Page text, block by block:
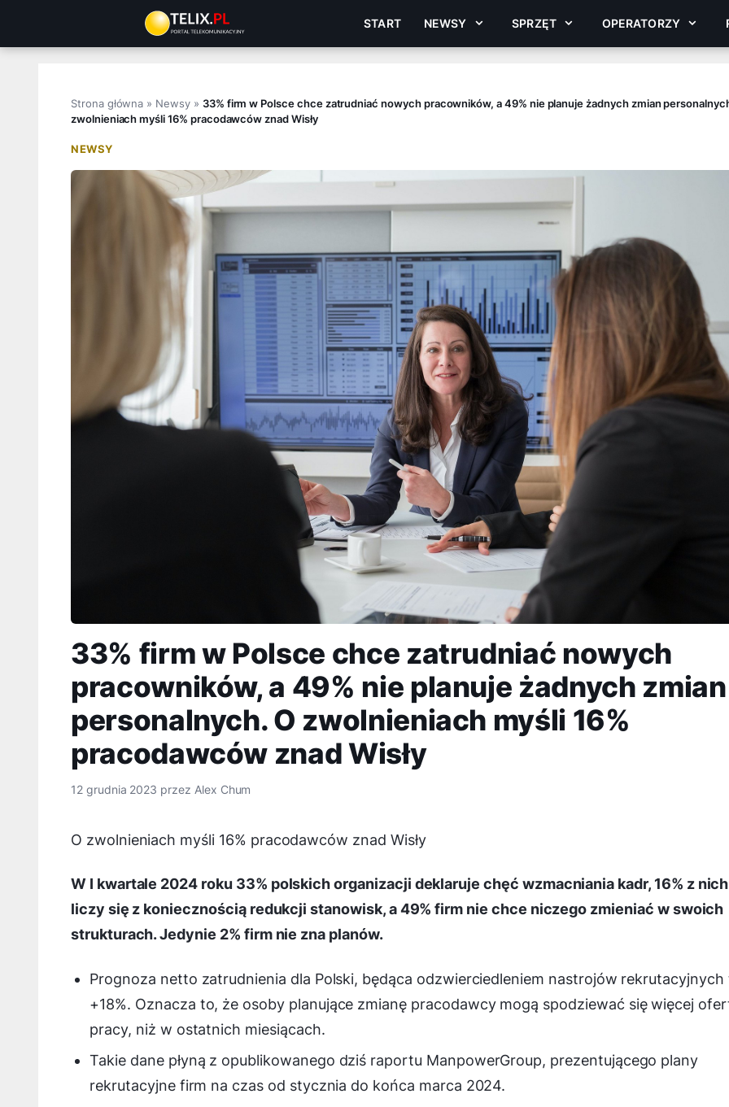
treści
START NEWSY SPRZĘT OPERATORZY
Strona główna » Newsy» 33% firm w Polsce chce zatrudniać nowych pracowników, a 49% nie planuje żadnych zmian
zwolnieniach myśli 16% pracodawców znad Wisły
NEWSY
33% firm w Polsce chce zatrudniać nowych
pracowników, a 49% nie planuje żadnych zmian
personalnych. O zwolnieniach myśli 16%
pracodawców znad Wisły
12 grudnia 2023 przez Alex Chum
O zwolnieniach myśli 16% pracodawców znad Wisły
W I kwartale 2024 roku 33% polskich organizacji deklaruje chęć wzmacniania kadr, 16% z nich
liczy się z koniecznością redukcji stanowisk, a 49% firm nie chce niczego zmieniać w swoich
strukturach. Jedynie 2% firm nie zna planów.
Prognoza netto zatrudnienia dla Polski, będąca odzwierciedleniem nastrojów rekrutacyjnych
+18%. Oznacza to, że osoby planujące zmianę pracodawcy mogą spodziewać się więcej
pracy, niż w ostatnich miesiącach.
Takie dane płyną z opublikowanego dziś raportu ManpowerGroup, prezentującego plany
rekrutacyjne firm na czas od stycznia do końca marca 2024.